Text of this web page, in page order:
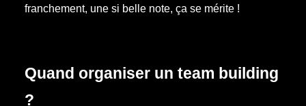
franchement, une si belle note, ça se mérite !
Quand organiser un team building
?